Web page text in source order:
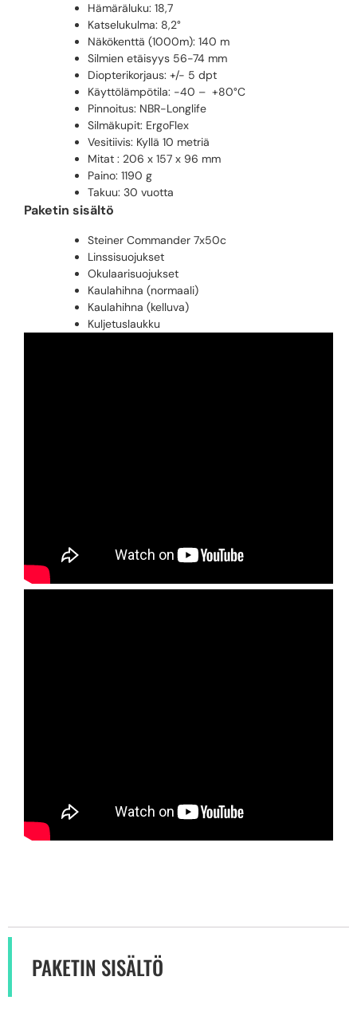
Hämäräluku: 18,7
Katselukulma: 8,2°
Näkökenttä (1000m): 140 m
Silmien etäisyys 56-74 mm
Diopterikorjaus: +/- 5 dpt
Käyttölämpötila: -40 – +80°C
Pinnoitus: NBR-Longlife
Silmäkupit: ErgoFlex
Vesitiivis: Kyllä 10 metriä
Mitat : 206 x 157 x 96 mm
Paino: 1190 g
Takuu: 30 vuotta
Paketin sisältö
Steiner Commander 7x50c
Linssisuojukset
Okulaarisuojukset
Kaulahihna (normaali)
Kaulahihna (kelluva)
Kuljetuslaukku
PAKETIN SISÄLTÖ